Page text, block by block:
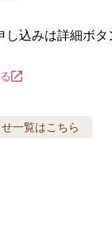
し込みは詳細ボ
一覧はこちら